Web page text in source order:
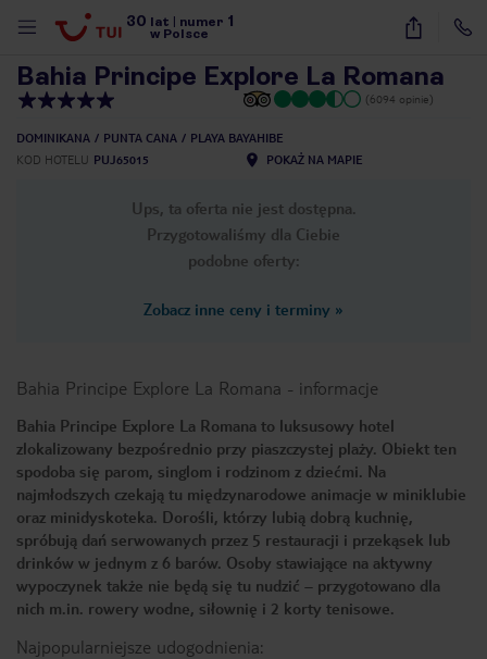
30 lat numer 1
w Polsce
34
Bahia Principe Explore La Romana
(6094 opinie)
DOMINIKANA PUNTA CANA
PLAYA BAYAHIBE
KOD HOTELU PUJ65015 POKAŻ NA MAPIE
Ups, ta oferta nie jest dostępna.
Przygotowaliśmy dla Ciebie
podobne oferty:
Zobacz inne ceny i terminy »
Bahia Principe Explore La Romana - informacje
Bahia Principe Explore La Romana to luksusowy hotel
zlokalizowany bezpośrednio przy piaszczystej plaży. Obiekt ten
spodoba się parom, singlom i rodzinom z dziećmi. Na
najmłodszych czekają tu międzynarodowe animacje w miniklubie
oraz minidyskoteka. Dorośli, którzy lubią dobrą kuchnię,
spróbują dań serwowanych przez 5 restauracji i przekąsek lub
drinków w jednym z 6 barów. Osoby stawiające na aktywny
wypoczynek także nie będą się tu nudzić – przygotowano dla
nich m.in. rowery wodne, siłownię i 2 korty tenisowe.
Najpopularniejsze udogodnienia: